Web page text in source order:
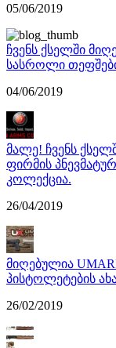
05/06/2019
ჩვენს ქსელში
სასროლი
04/06/2019
მალე! ჩვენს
ფირმის
კოლექცია.
26/04/2019
მიღებულია
პისტოლეტების
26/02/2019